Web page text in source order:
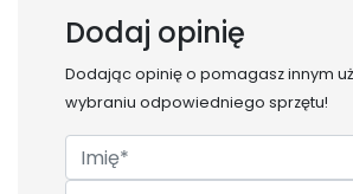
Dodaj opinię
Dodając opinię o pomagasz innym
wybraniu odpowiedniego sprzętu!